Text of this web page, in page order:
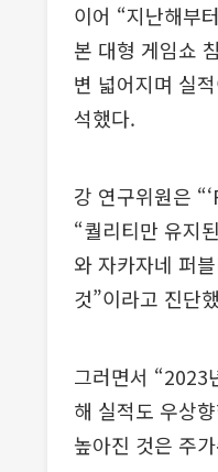
이어 “지난해부
본 대형 게임쇼
변 넓어지며 실
석했다.
강 연구위원은
“퀄리티만 유지
와 자카자네 퍼
것”이라고 진단
그러면서 “2023
해 실적도 우상
높아진 것은 주